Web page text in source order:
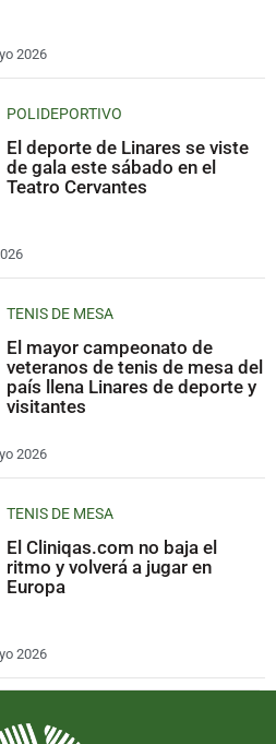
2026
POLIDEPORTIVO
El deporte de Linares se viste
de gala este sábado en el
Teatro Cervantes
TENIS DE MESA
El mayor campeonato de
veteranos de tenis de mesa del
país llena Linares de deporte y
visitantes
2026
TENIS DE MESA
El Cliniqas.com no baja el
ritmo y volverá a jugar en
Europa
2026